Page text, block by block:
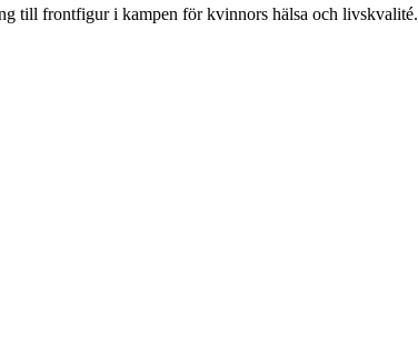
till frontfigur i kampen för kvinnors hälsa och livskvalité.